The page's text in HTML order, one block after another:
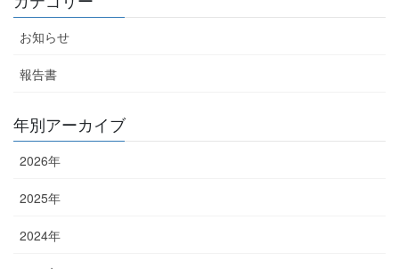
ジ
送
り
お知らせ
報告書
年別アーカイブ
2026年
2025年
2024年